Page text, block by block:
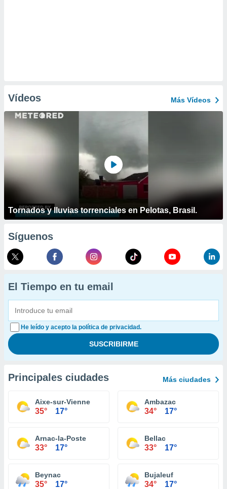
Vídeos Más Vídeos
Tornados y lluvias torrenciales en Pelotas, Brasil.
Síguenos
El Tiempo en tu email
He leído y acepto la política de privacidad.
Principales ciudades Más ciudades
Aixe-sur-Vienne
35° 17°
Ambazac
34° 17°
Arnac-la-Poste
33° 17°
Bellac
33° 17°
Beynac
35° 17°
Bujaleuf
34° 17°